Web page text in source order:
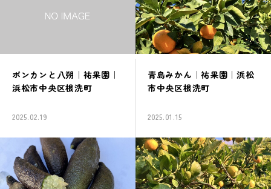
ポンカンと八朔｜祐果園｜
浜松市中央区根洗町
2025.02.19
青島みかん｜祐果園｜浜松
市中央区根洗町
2025.01.15